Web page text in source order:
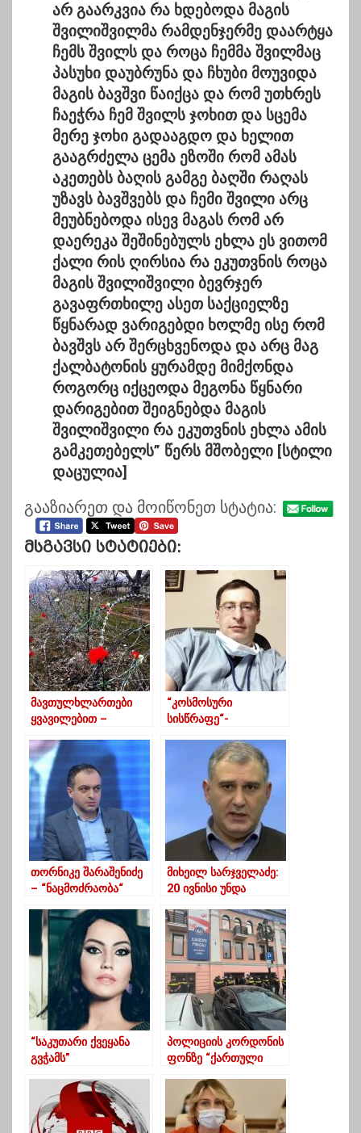
არ გაარკვია რა ხდებოდა მაგის
შვილიშვილმა რამდენჯერმე დაარტყა
ჩემს შვილს და როცა ჩემმა შვილმაც
პასუხი დაუბრუნა და ჩხუბი მოუვიდა
მაგის ბავშვი წაიქცა და რომ უთხრეს
ჩაეჭრა ჩემ შვილს ჯოხით და სცემა
მერე ჯოხი გადააგდო და ხელით
გააგრძელა ცემა ეზოში რომ ამას
აკეთებს ბაღის გამგე ბაღში რაღას
უზავს ბავშვებს და ჩემი შვილი არც
მეუბნებოდა ისევ მაგას რომ არ
დაერეკა შეშინებულს ეხლა ეს ვითომ
ქალი რის ღირსია რა ეკუთვნის როცა
მაგის შვილიშვილი ბევრჯერ
გავაფრთხილე ასეთ საქციელზე
წყნარად ვარიგებდი ხოლმე ისე რომ
ბავშვს არ შერცხვენოდა და არც მაგ
ქალბატონის ყურამდე მიმქონდა
როგორც იქცეოდა მეგონა წყნარი
დარიგებით შეიგნებდა მაგის
შვილიშვილი რა ეკუთვნის ეხლა ამის
გამკეთებელს” წერს მშობელი [სტილი
დაცულია]
გააზიარეთ და მოიწონეთ სტატია:
Მსგავსი Სტატიები:
მავთულხლართები
ყვავილებით –
ხურვალეთიდან
“კოსმოსური
სისწრაფე“-
პარადოქსები
თორნიკე შარაშენიძე
– “ნაცმოძრაობა“
ზარალდება
მიხეილ სარჯველაძე:
20 ივნისი უნდა
“საკუთარი ქვეყანა
გვჭამს”
პოლიციის კორდონის
ფონზე “ქართული
სხდომა მიმდინარეობს